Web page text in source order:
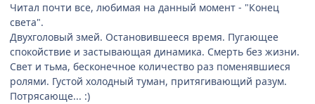
Читал почти все, любимая на данный момент - "Конец
света".
Двухголовый змей. Остановившееся время. Пугающее
спокойствие и застывающая динамика. Смерть без жизни.
Свет и тьма, бесконечное количество раз поменявшиеся
ролями. Густой холодный туман, притягивающий разум.
Потрясающе... :)